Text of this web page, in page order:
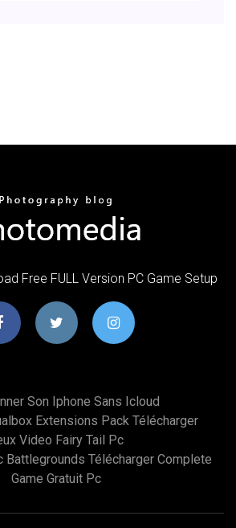
Free FULL Version PC Game Setup
Son Iphone Sans Icloud
Extensions Pack Télécharger
Video Fairy Tail Pc
Battlegrounds Télécharger Complete
Game Gratuit Pc